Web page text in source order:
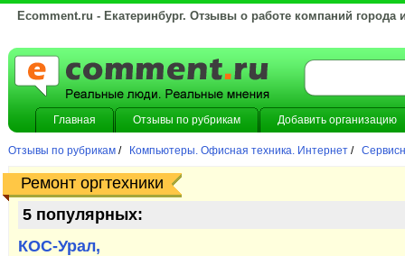
Ecomment.ru - Екатеринбург. Отзывы о работе компаний города
Главная Отзывы по рубрикам Добавить организацию
Отзывы по рубрикам / Компьютеры. Офисная техника. Интернет /
Ремонт оргтехники
5 популярных:
КОС-Урал,